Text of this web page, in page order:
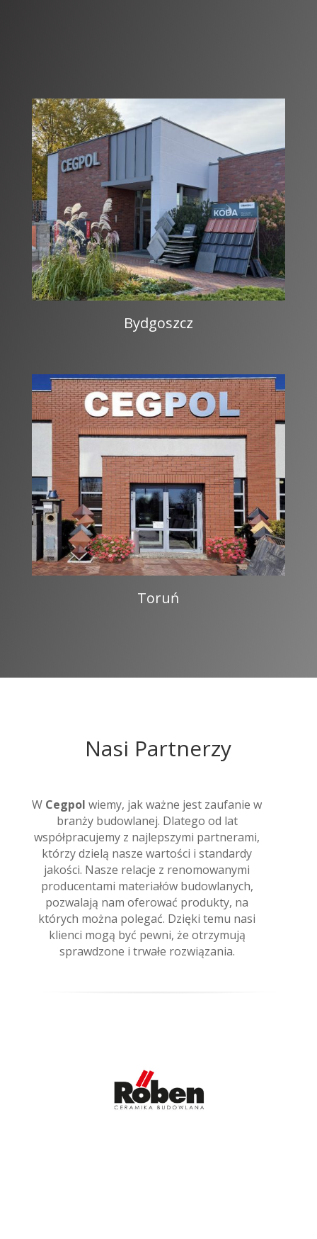
Bydgoszcz
Toruń
Nasi Partnerzy
W Cegpol wiemy, jak ważne jest zaufanie w
branży budowlanej. Dlatego od lat
współpracujemy z najlepszymi partnerami,
którzy dzielą nasze wartości i standardy
jakości. Nasze relacje z renomowanymi
producentami materiałów budowlanych,
pozwalają nam oferować produkty, na
których można polegać. Dzięki temu nasi
klienci mogą być pewni, że otrzymują
sprawdzone i trwałe rozwiązania.